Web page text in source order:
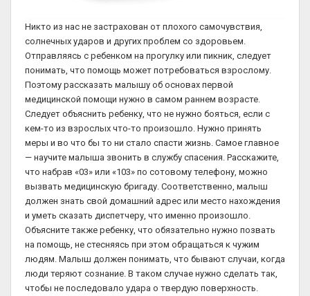
Никто из нас не застрахован от плохого самочувствия,
солнечных ударов и других проблем со здоровьем.
Отправляясь с ребенком на прогулку или пикник, следует
понимать, что помощь может потребоваться взрослому.
Поэтому рассказать малышу об основах первой
медицинской помощи нужно в самом раннем возрасте.
Следует объяснить ребенку, что не нужно бояться, если с
кем-то из взрослых что-то произошло. Нужно принять
меры и во что бы то ни стало спасти жизнь. Самое главное
— научите малыша звонить в службу спасения. Расскажите,
что набрав «03» или «103» по сотовому телефону, можно
вызвать медицинскую бригаду. Соответственно, малыш
должен знать свой домашний адрес или место нахождения
и уметь сказать диспетчеру, что именно произошло.
Объясните также ребенку, что обязательно нужно позвать
на помощь, не стесняясь при этом обращаться к чужим
людям. Малыш должен понимать, что бывают случаи, когда
люди теряют сознание. В таком случае нужно сделать так,
чтобы не последовало удара о твердую поверхность.